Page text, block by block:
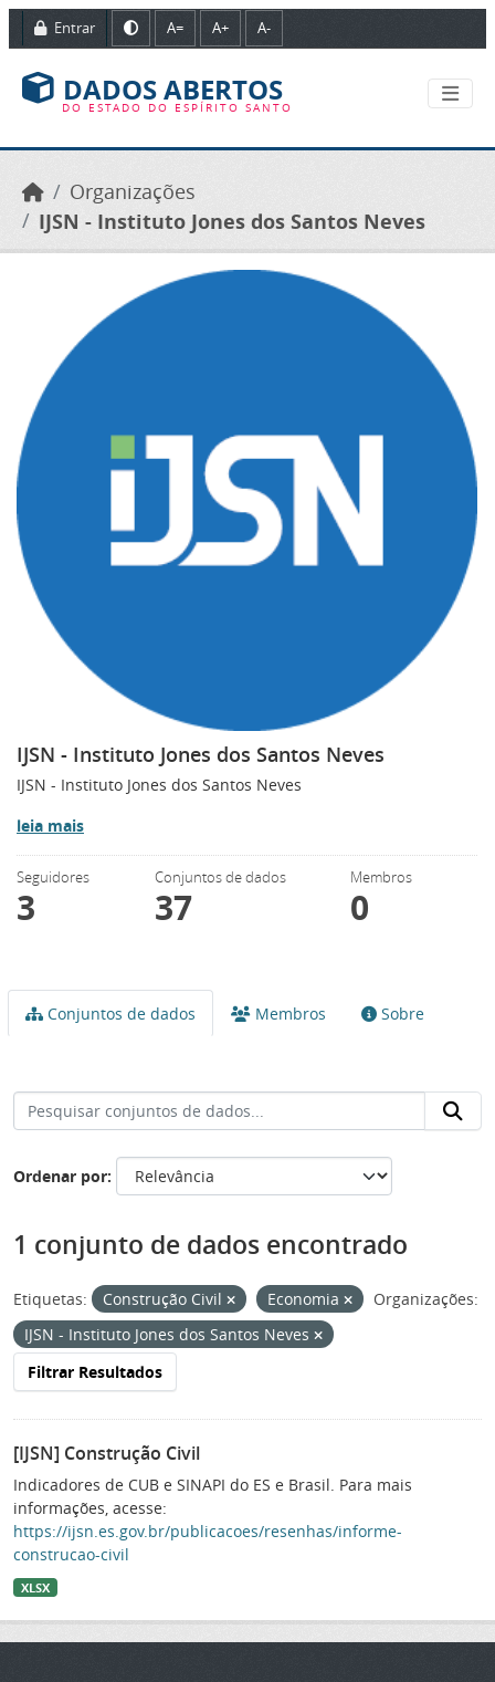
Ir para o conteúdo principal
Entrar A= A+ A-
DADOS ABERTOS
DO ESTADO DO ESPÍRITO SANTO
Organizações
IJSN - Instituto Jones dos Santos Neves
IJSN - Instituto Jones dos Santos Neves
IJSN - Instituto Jones dos Santos Neves
leia mais
Seguidores
3
Conjuntos de dados
37
Membros
0
Conjuntos de dados Membros Sobre
Ordenar por
1 conjunto de dados encontrado
Etiquetas: Construção Civil Economia
Organizações:
IJSN - Instituto Jones dos Santos Neves
Filtrar Resultados
[IJSN] Construção Civil
Indicadores de CUB e SINAPI do ES e Brasil. Para mais
informações, acesse:
https://ijsn.es.gov.br/publicacoes/resenhas/informe-
construcao-civil
XLSX